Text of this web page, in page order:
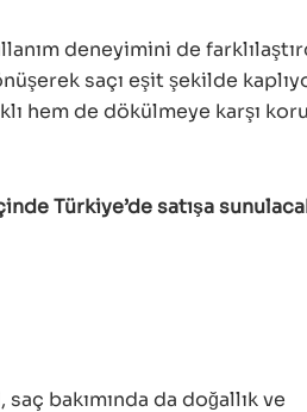
deneyimini de
saçı eşit şekilde
hem de dökülmeye karşı
Türkiye’de satışa
bakımında da doğallık ve